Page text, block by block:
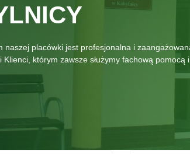
naszej placówki jest profesjonalna i
Klienci, którym zawsze służymy fachową pomocą